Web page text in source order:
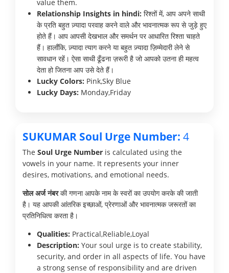
value them.
Relationship Insights in hindi: रिश्तों में, आप अपने साथी
के प्रति बहुत ज़्यादा परवाह करने वाले और भावनात्मक रूप से जुड़े हुए
होते हैं। आप आपसी देखभाल और समर्थन पर आधारित रिश्ता चाहते
हैं। हालाँकि, ज़्यादा त्याग करने या बहुत ज़्यादा ज़िम्मेदारी लेने से
सावधान रहें। ऐसा साथी ढूँढना ज़रूरी है जो आपको उतना ही महत्व
देता हो जितना आप उसे देते हैं।
Lucky Colors: Pink,Sky Blue
Lucky Days: Monday,Friday
SUKUMAR Soul Urge Number: 4
The Soul Urge Number is calculated using the
vowels in your name. It represents your inner
desires, motivations, and emotional needs.
सोल अर्ज नंबरकी गणना आपके नाम के स्वरों का उपयोग करके की जाती
है। यह आपकी आंतरिक इच्छाओं, प्रेरणाओं और भावनात्मक जरूरतों का
प्रतिनिधित्व करता है।
Qualities: Practical,Reliable,Loyal
Description: Your soul urge is to create stability,
security, and order in all aspects of life. You have
a strong sense of responsibility and are driven